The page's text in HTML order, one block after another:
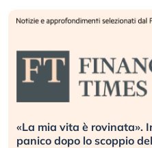
«La mia vita è rovinata».
panico dopo lo scoppio